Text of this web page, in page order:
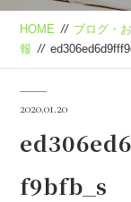
HOME // ブログ・
報 //
2020.01.20
f9bfb_s